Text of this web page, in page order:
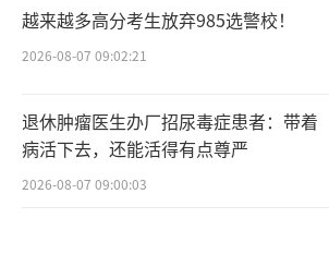
越来越多高分考生放弃985选警校！
2026-08-07 09:02:21
退休肿瘤医生办厂招尿毒症患者：带着
病活下去，还能活得有点尊严
2026-08-07 09:00:03